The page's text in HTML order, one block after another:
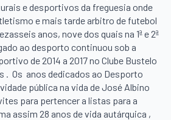
e desportivos da freguesia onde
e mais tarde arbitro de futebol
anos, nove dos quais na 1ª e 2ª
ao desporto continuou sob a
de 2014 a 2017 no Clube Bustelo
. Os anos dedicados ao Desporto
pública na vida de José Albino
para pertencer a listas para a
assim 28 anos de vida autárquica ,